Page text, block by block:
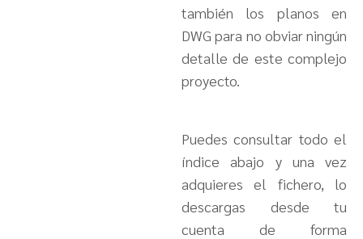
también los planos en
DWG para no obviar ningún
detalle de este complejo
proyecto.
Puedes consultar todo el
índice abajo y una vez
adquieres el fichero, lo
descargas desde tu
cuenta de forma